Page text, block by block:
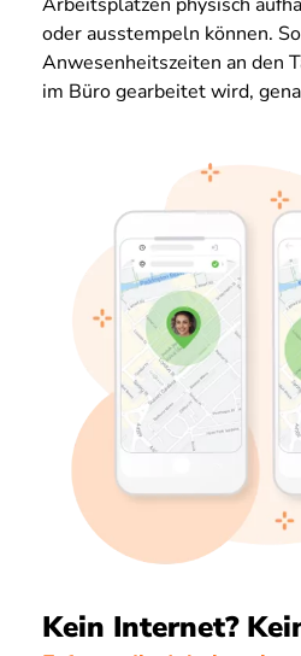
oder ausstempeln können.
Anwesenheitszeiten an den
im Büro gearbeitet wird,
Kein Internet?